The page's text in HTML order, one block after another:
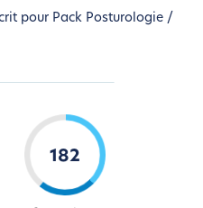
pour Pack Posturologie /
184